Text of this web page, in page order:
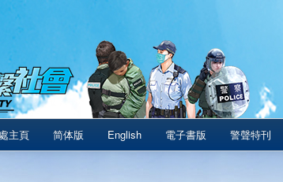
主頁 简体版 English 電子書版 警聲特刊